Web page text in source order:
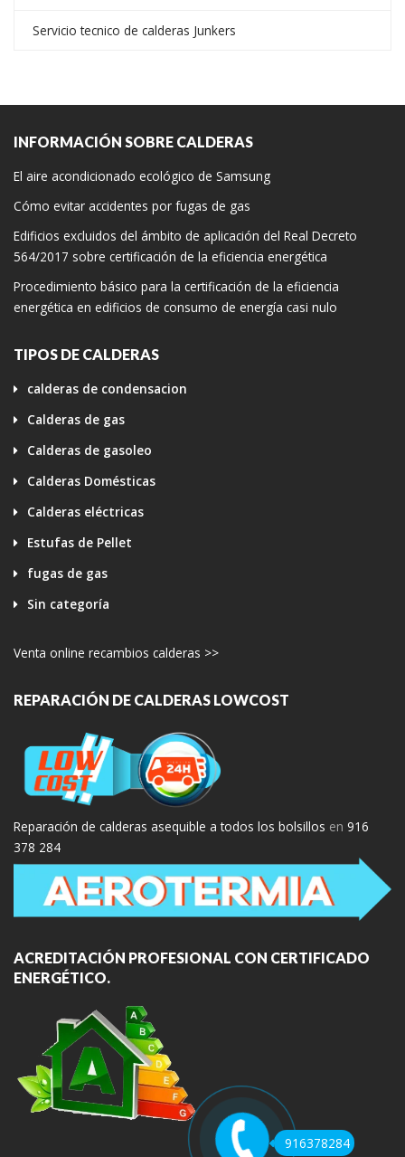
Servicio tecnico de calderas Junkers
INFORMACIÓN SOBRE CALDERAS
El aire acondicionado ecológico de Samsung
Cómo evitar accidentes por fugas de gas
Edificios excluidos del ámbito de aplicación del Real Decreto
564/2017 sobre certificación de la eficiencia energética
Procedimiento básico para la certificación de la eficiencia
energética en edificios de consumo de energía casi nulo
TIPOS DE CALDERAS
calderas de condensacion
Calderas de gas
Calderas de gasoleo
Calderas Domésticas
Calderas eléctricas
Estufas de Pellet
fugas de gas
Sin categoría
Venta online recambios calderas >>
REPARACIÓN DE CALDERAS LOWCOST
Reparación de calderas asequible a todos los bolsillos en 916
378 284
ACREDITACIÓN PROFESIONAL CON CERTIFICADO
ENERGÉTICO.
916378284